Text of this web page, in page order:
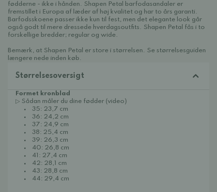
fødderne - ikke i hånden. Shapen Petal barfodasandaler er
fremstillet i Europa af læder af høj kvalitet og har to års garanti.
Barfodsskoene passer ikke kun til fest, men det elegante look går
også godt til mere dressede hverdagsoutfits. Shapen Petal fås i to
forskellige bredder; regular og wide.
Bemærk, at Shapen Petal er store i størrelsen. Se størrelsesguiden
længere nede inden køb.
Størrelsesoversigt
Formet kronblad
▷ Sådan måler du dine fødder (video)
35: 23,7 cm
36: 24,2 cm
37: 24,9 cm
38: 25,4 cm
39: 26,3 cm
40: 26,8 cm
41: 27,4 cm
42: 28,1 cm
43: 28,8 cm
44: 29,4 cm